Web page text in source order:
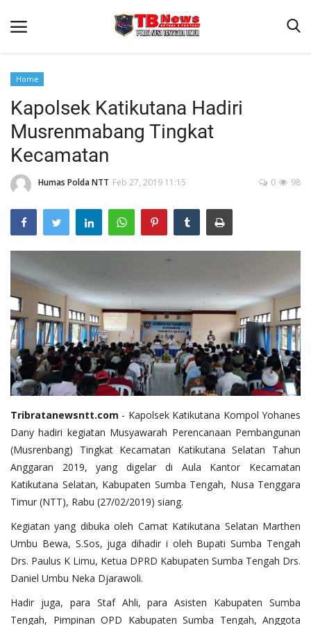
Beranda
Binkam
Terms & Conditions
Reskrim
Lantas
Polisi Kita
Giat Ops
Link Polda NTT
Home
Kapolsek Katikutana Hadiri
Musrenmabang Tingkat
Kecamatan
Humas Polda NTT Feb 27, 2019 11:15 98
0
Tribratanewsntt.com - Kapolsek Katikutana Kompol Yohanes
Dany hadiri kegiatan Musyawarah Perencanaan Pembangunan
(Musrenbang) Tingkat Kecamatan Katikutana Selatan Tahun
Anggaran 2019, yang digelar di Aula Kantor Kecamatan
Katikutana Selatan, Kabupaten Sumba Tengah, Nusa Tenggara
Timur (NTT), Rabu (27/02/2019) siang.
Kegiatan yang dibuka oleh Camat Katikutana Selatan Marthen
Umbu Bewa, S.Sos, juga dihadir i oleh Bupati Sumba Tengah
Drs. Paulus K Limu, Ketua DPRD Kabupaten Sumba Tengah Drs.
Daniel Umbu Neka Djarawoli.
Hadir juga, para Staf Ahli, para Asisten Kabupaten Sumba
Tengah, Pimpinan OPD Kabupaten Sumba Tengah, Anggota